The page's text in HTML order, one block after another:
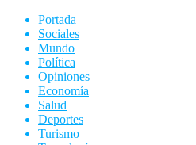
Portada
Sociales
Mundo
Política
Opiniones
Economía
Salud
Deportes
Turismo